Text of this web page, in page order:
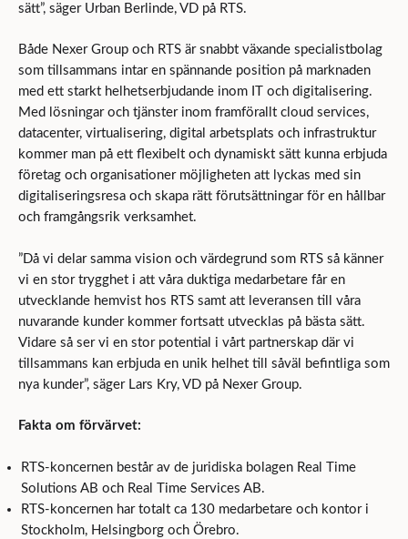
sätt”, säger Urban Berlinde, VD på RTS.
Både Nexer Group och RTS är snabbt växande specialistbolag
som tillsammans intar en spännande position på marknaden
med ett starkt helhetserbjudande inom IT och digitalisering.
Med lösningar och tjänster inom framförallt cloud services,
datacenter, virtualisering, digital arbetsplats och infrastruktur
kommer man på ett flexibelt och dynamiskt sätt kunna erbjuda
företag och organisationer möjligheten att lyckas med sin
digitaliseringsresa och skapa rätt förutsättningar för en hållbar
och framgångsrik verksamhet.
”Då vi delar samma vision och värdegrund som RTS så känner
vi en stor trygghet i att våra duktiga medarbetare får en
utvecklande hemvist hos RTS samt att leveransen till våra
nuvarande kunder kommer fortsatt utvecklas på bästa sätt.
Vidare så ser vi en stor potential i vårt partnerskap där vi
tillsammans kan erbjuda en unik helhet till såväl befintliga som
nya kunder”, säger Lars Kry, VD på Nexer Group.
Fakta om förvärvet:
RTS-koncernen består av de juridiska bolagen Real Time
Solutions AB och Real Time Services AB.
RTS-koncernen har totalt ca 130 medarbetare och kontor i
Stockholm, Helsingborg och Örebro.